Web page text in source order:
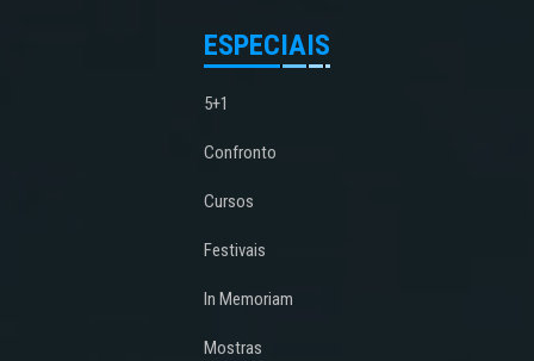
ESPECIAIS
5+1
Confronto
Cursos
Festivais
In Memoriam
Mostras